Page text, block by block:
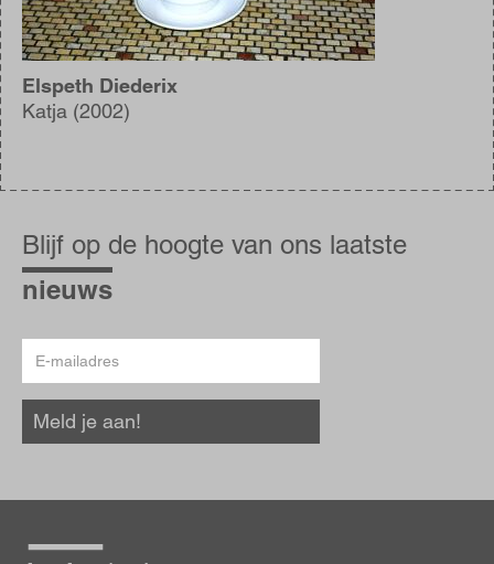
Elspeth Diederix
Katja (2002)
op
de
hoogte
Blijf op de hoogte van ons laatste
nieuws
mailadres
Meld je aan!